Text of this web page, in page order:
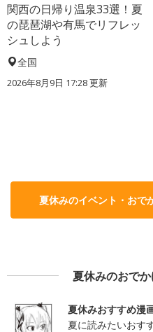
関西の日帰り温泉33選！夏
の琵琶湖や有馬でリフレッ
シュしよう
全国
2026年8月9日 17:28更新
夏休みのイベント・おで
夏休みのおで
夏休みおすすめ漫
夏に読みたいおす